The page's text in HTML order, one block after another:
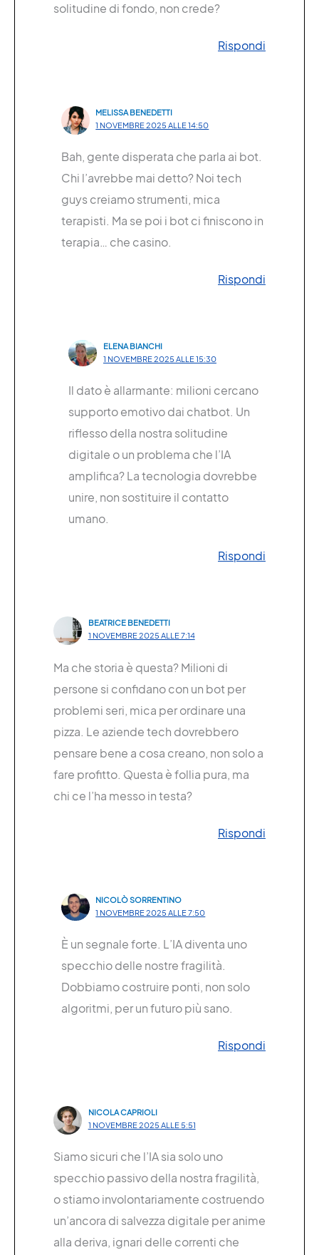
solitudine di fondo, non crede?
Rispondi
MELISSA BENEDETTI
1 NOVEMBRE 2025 ALLE 14:50
Bah, gente disperata che parla ai bot.
Chi l’avrebbe mai detto? Noi tech
guys creiamo strumenti, mica
terapisti. Ma se poi i bot ci finiscono in
terapia… che casino.
Rispondi
ELENA BIANCHI
1 NOVEMBRE 2025 ALLE 15:30
Il dato è allarmante: milioni cercano
supporto emotivo dai chatbot. Un
riflesso della nostra solitudine
digitale o un problema che l’IA
amplifica? La tecnologia dovrebbe
unire, non sostituire il contatto
umano.
Rispondi
BEATRICE BENEDETTI
1 NOVEMBRE 2025 ALLE 7:14
Ma che storia è questa? Milioni di
persone si confidano con un bot per
problemi seri, mica per ordinare una
pizza. Le aziende tech dovrebbero
pensare bene a cosa creano, non solo a
fare profitto. Questa è follia pura, ma
chi ce l’ha messo in testa?
Rispondi
NICOLÒ SORRENTINO
1 NOVEMBRE 2025 ALLE 7:50
È un segnale forte. L’IA diventa uno
specchio delle nostre fragilità.
Dobbiamo costruire ponti, non solo
algoritmi, per un futuro più sano.
Rispondi
NICOLA CAPRIOLI
1 NOVEMBRE 2025 ALLE 5:51
Siamo sicuri che l’IA sia solo uno
specchio passivo della nostra fragilità,
o stiamo involontariamente costruendo
un’ancora di salvezza digitale per anime
alla deriva, ignari delle correnti che